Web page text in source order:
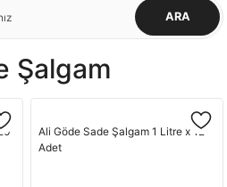
ARA
Şalgam
Ali Göde Sade Şalgam 1 Litre x 12
Adet